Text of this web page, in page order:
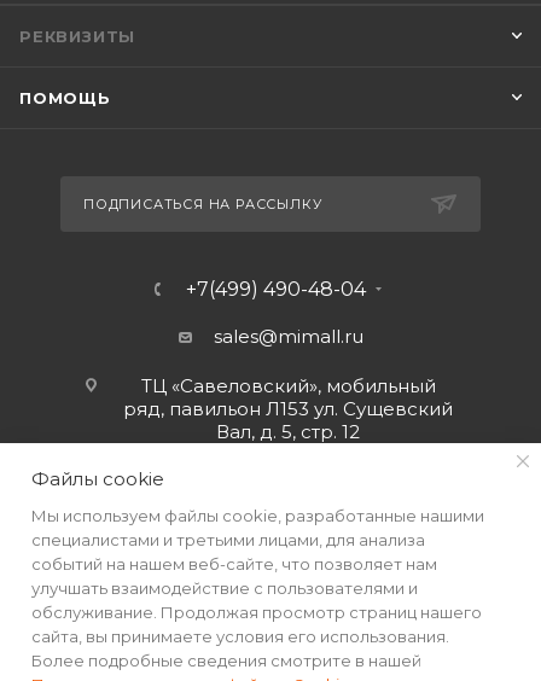
РЕКВИЗИТЫ
ПОМОЩЬ
ПОДПИСАТЬСЯ НА РАССЫЛКУ
+7(499) 490-48-04
sales@mimall.ru
ТЦ «Савеловский», мобильный
ряд, павильон Л153 ул. Сущевский
Вал, д. 5, стр. 12
Файлы cookie
Мы используем файлы cookie, разработанные нашими
специалистами и третьими лицами, для анализа
событий на нашем веб-сайте, что позволяет нам
улучшать взаимодействие с пользователями и
обслуживание. Продолжая просмотр страниц нашего
сайта, вы принимаете условия его использования.
Более подробные сведения смотрите в нашей